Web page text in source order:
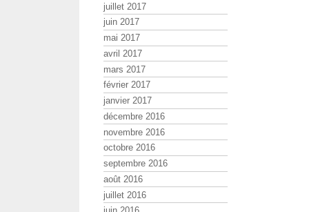
juillet 2017
juin 2017
mai 2017
avril 2017
mars 2017
février 2017
janvier 2017
décembre 2016
novembre 2016
octobre 2016
septembre 2016
août 2016
juillet 2016